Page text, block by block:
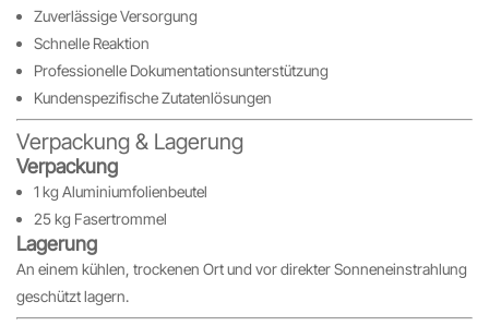
Zuverlässige Versorgung
Schnelle Reaktion
Professionelle Dokumentationsunterstützung
Kundenspezifische Zutatenlösungen
Verpackung & Lagerung
Verpackung
1 kg Aluminiumfolienbeutel
25 kg Fasertrommel
Lagerung
An einem kühlen, trockenen Ort und vor direkter Sonneneinstrahlung
geschützt lagern.